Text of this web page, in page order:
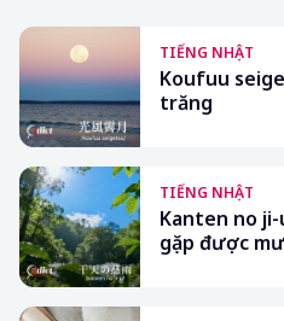
TIẾNG NHẬT
Koufuu
trăng
TIẾNG NHẬT
Kanten no
gặp được